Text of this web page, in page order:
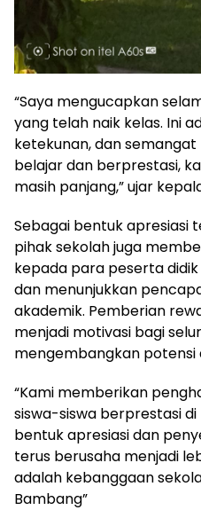
“Saya mengucapkan
yang telah naik kelas. Ini
ketekunan, dan
belajar dan berprestasi,
masih panjang,” ujar
Sebagai bentuk apresiasi
pihak sekolah juga
kepada para peserta
dan menunjukkan
akademik. Pemberian
menjadi motivasi bagi
mengembangkan potensi
“Kami memberikan
siswa-siswa berprestasi
bentuk apresiasi dan
terus berusaha menjadi
adalah kebanggaan
Bambang”